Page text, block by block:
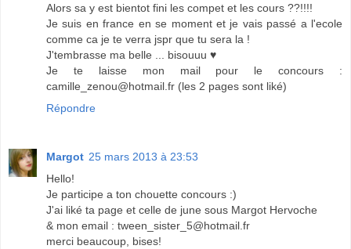
Alors sa y est bientot fini les compet et les cours ??!!!!
Je suis en france en se moment et je vais passé a l'ecole
comme ca je te verra jspr que tu sera la !
J'tembrasse ma belle ... bisouuu ♥
Je te laisse mon mail pour le concours :
camille_zenou@hotmail.fr (les 2 pages sont liké)
Répondre
Margot 25 mars 2013 à 23:53
Hello!
Je participe a ton chouette concours :)
J'ai liké ta page et celle de june sous Margot Hervoche
& mon email : tween_sister_5@hotmail.fr
merci beaucoup, bises!